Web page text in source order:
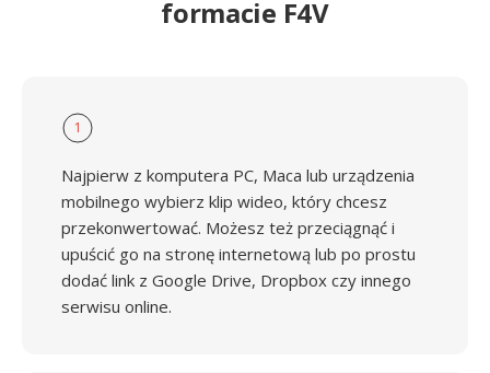
formacie F4V
1
Najpierw z komputera PC, Maca lub urządzenia
mobilnego wybierz klip wideo, który chcesz
przekonwertować. Możesz też przeciągnąć i
upuścić go na stronę internetową lub po prostu
dodać link z Google Drive, Dropbox czy innego
serwisu online.